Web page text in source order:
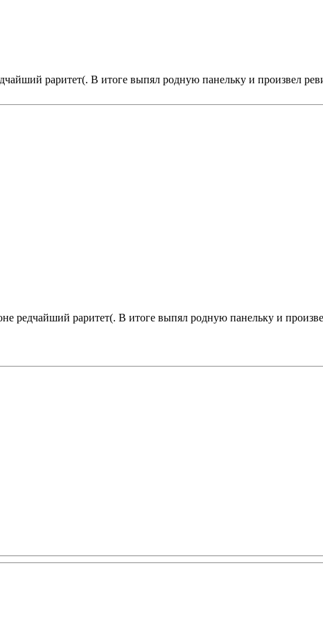
раритет(. В итоге выпял родную панельку и произвел
редчайший раритет(. В итоге выпял родную панельку и